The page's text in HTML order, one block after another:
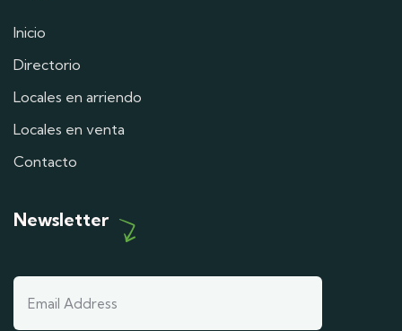
Inicio
Directorio
Locales en arriendo
Locales en venta
Contacto
Newsletter